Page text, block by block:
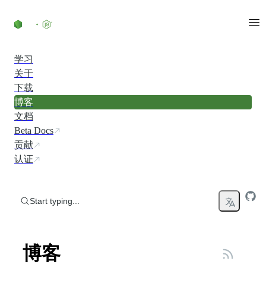
学习
关于
下载
博客
文档
Beta Docs
贡献
认证
Start typing...
博客